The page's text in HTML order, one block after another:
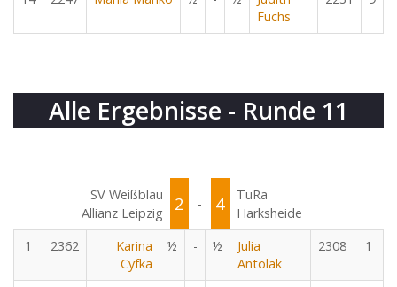
Fuchs
Alle Ergebnisse - Runde 11
SV Weißblau
Allianz Leipzig
2 - 4
TuRa
Harksheide
1
2362
Karina
Cyfka
½ - ½
Julia
Antolak
2308 1